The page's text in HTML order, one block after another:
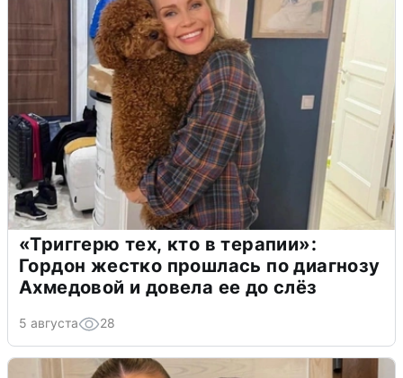
«Триггерю тех, кто в терапии»:
Гордон жестко прошлась по диагнозу
Ахмедовой и довела ее до слёз
5 августа 28